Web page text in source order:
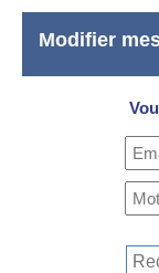
Modifier